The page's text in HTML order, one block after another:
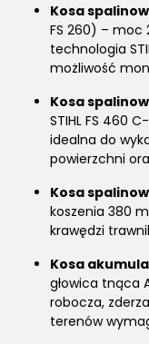
Kosa
FS 260) – moc
technologia
możliwość
Kosa
STIHL FS 460
idealna do
powierzchni
Kosa
koszenia 380
krawędzi
Kosa
głowica tnąca
robocza,
terenów